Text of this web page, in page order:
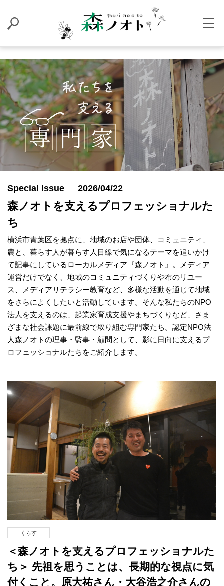
Special Issue 2026/04/22
森ノオトを支えるプロフェッショナルた
ち
横浜市青葉区を拠点に、地域のお店や団体、コミュニティ、
農と、暮らす人が暮らす人目線で気になるテーマを追いかけ
て記事にしているローカルメディア『森ノオト』。メディア
運営だけでなく、地域のコミュニティづくりや布のリユー
ス、メディアリテラシー教育など、多様な活動を通じて地域
をさらによくしたいと活動しています。そんな私たちのNPO
法人を支えるのは、起業家育成支援やまちづくりなど、さま
ざまな社会課題に最前線で取り組む専門家たち。認定NPO法
人森ノオトの理事・監事・顧問として、影に日向に支えるプ
ロフェッショナルたちをご紹介します。
くらす
＜森ノオトを支えるプロフェッショナルた
ち＞ 先祖を思うことは、長期的な視点に気
付くこと。原大祐さん・大谷浩之介さんの